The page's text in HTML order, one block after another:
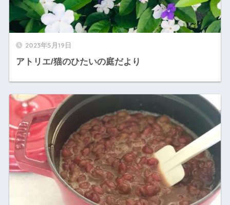
2023年5月19日
アトリエ/猫のひたいの庭だより